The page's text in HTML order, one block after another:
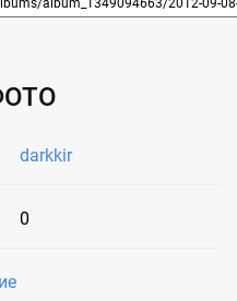
darkkir
0